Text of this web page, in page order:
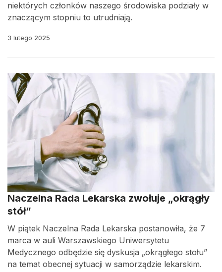
niektórych członków naszego środowiska podziały w
znaczącym stopniu to utrudniają.
3 lutego 2025
Naczelna Rada Lekarska zwołuje „okrągły
stół”
W piątek Naczelna Rada Lekarska postanowiła, że 7
marca w auli Warszawskiego Uniwersytetu
Medycznego odbędzie się dyskusja „okrągłego stołu”
na temat obecnej sytuacji w samorządzie lekarskim.